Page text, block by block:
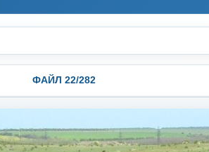
ФАЙЛ 22/282